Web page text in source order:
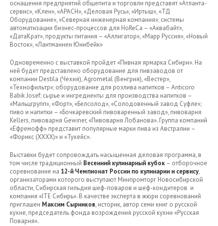
оснащения предприятий общепита и торговли представят «Атланта-
сервис», «Клен», «APACH», «Деловая Русь», «Иртыш», «ТД
Оборудование», «Северная инженерная компания»; системы
автоматизации бизнес-процессов для HoReCa – «Аквабайт»,
«ДатаКрат», продукты питания – «Аллигатор», «Марр Руссия», «Новый
Восток», «Лантманнен Юнибейк»
Одновременно с выставкой пройдет «Пивная ярмарка Сибири». На
ней будет представлено оборудование для пивзаводов от
компании Destila (Чехия), Agrometal (Венгрия), «Вестер»,
«Технофильтр»; оборудование для розлива напитков – Anticoro
Babik Josef; сырье и ингредиенты для производства напитков –
«Мальцгрупп», «Форт», «Белсолод», «Солодовенный завод Суфле»;
пиво и напитки – «Бочкаревский пивоваренный завод», пивоварня
Kellers, пивоварня Gewiner, «Пивоварня Лобанова». Группа компаний
«Ефремофф» представит популярные марки пива из Австралии –
«Форикс (XXXX)» и «Тухейс».
Выставки будет сопровождать насыщенная деловая программа, в
том числе традиционный Весенний кулинарный кубок – отборочное
соревнование на 12-й Чемпионат России по кулинарии и сервису,
организаторами которого выступают Минпромторг Новосибирской
области, Сибирская гильдия шеф-поваров и шеф-кондитеров и
компания «ITE Сибирь». В качестве эксперта в жюри соревнований
приглашен Максим Сырников, историк, автор семи книг о русской
кухне, председатель фонда возрождения русской кухни «Русская
Поварня».